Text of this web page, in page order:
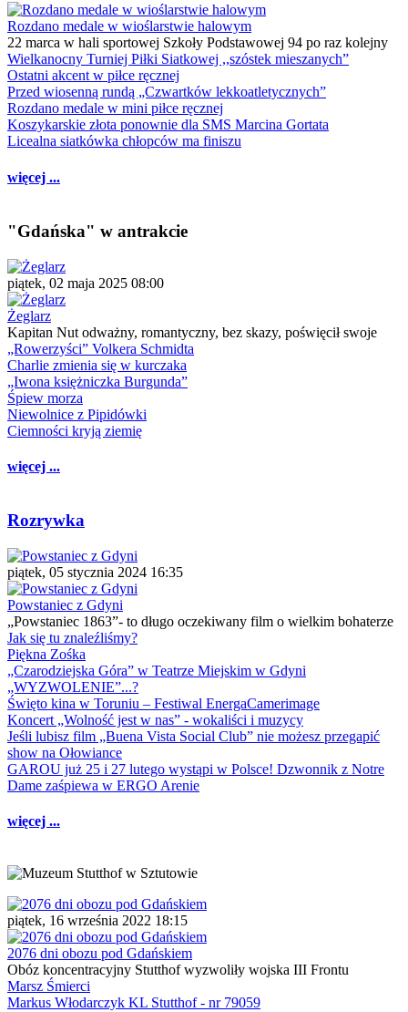
Rozdano medale w wioślarstwie halowym
22 marca w hali sportowej Szkoły Podstawowej 94 po raz kolejny
Wielkanocny Turniej Piłki Siatkowej ,,szóstek mieszanych”
Ostatni akcent w piłce ręcznej
Przed wiosenną rundą „Czwartków lekkoatletycznych”
Rozdano medale w mini piłce ręcznej
Koszykarskie złota ponownie dla SMS Marcina Gortata
Licealna siatkówka chłopców ma finiszu
więcej ...
"Gdańska" w antrakcie
piątek, 02 maja 2025 08:00
Żeglarz
Kapitan Nut odważny, romantyczny, bez skazy, poświęcił swoje
„Rowerzyści” Volkera Schmidta
Charlie zmienia się w kurczaka
„Iwona księżniczka Burgunda”
Śpiew morza
Niewolnice z Pipidówki
Ciemności kryją ziemię
więcej ...
Rozrywka
piątek, 05 stycznia 2024 16:35
Powstaniec z Gdyni
„Powstaniec 1863”- to długo oczekiwany film o wielkim bohaterze
Jak się tu znaleźliśmy?
Piękna Zośka
„Czarodziejska Góra” w Teatrze Miejskim w Gdyni
„WYZWOLENIE”...?
Święto kina w Toruniu – Festiwal EnergaCamerimage
Koncert „Wolność jest w nas” - wokaliści i muzycy
Jeśli lubisz film „Buena Vista Social Club” nie możesz przegapić
show na Ołowiance
GAROU już 25 i 27 lutego wystąpi w Polsce! Dzwonnik z Notre
Dame zaśpiewa w ERGO Arenie
więcej ...
piątek, 16 września 2022 18:15
2076 dni obozu pod Gdańskiem
Obóz koncentracyjny Stutthof wyzwoliły wojska III Frontu
Marsz Śmierci
Markus Włodarczyk KL Stutthof - nr 79059